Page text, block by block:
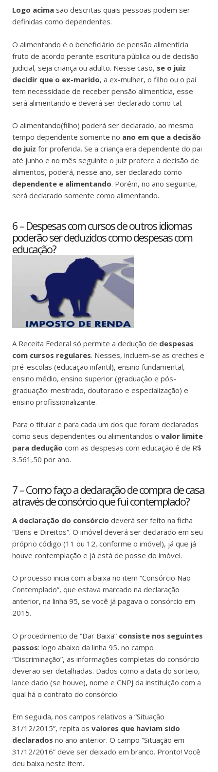
Logo acima são descritas quais pessoas podem ser
definidas como dependentes.
O alimentando é o beneficiário de pensão alimentícia
fruto de acordo perante escritura pública ou de decisão
judicial, seja criança ou adulto. Nesse caso, se o juiz
decidir que o ex-marido, a ex-mulher, o filho ou o pai
tem necessidade de receber pensão alimentícia, esse
será alimentando e deverá ser declarado como tal.
O alimentando(filho) poderá ser declarado, ao mesmo
tempo dependente somente no ano em que a decisão
do juiz for proferida. Se a criança era dependente do pai
até junho e no mês seguinte o juiz profere a decisão de
alimentos, poderá, nesse ano, ser declarado como
dependente e alimentando. Porém, no ano seguinte,
será declarado somente como alimentando.
6 – Despesas com cursos de outros idiomas
poderão ser deduzidos como despesas com
educação?
A Receita Federal só permite a dedução de despesas
com cursos regulares. Nesses, incluem-se as creches e
pré-escolas (educação infantil), ensino fundamental,
ensino médio, ensino superior (graduação e pós-
graduação: mestrado, doutorado e especialização) e
ensino profissionalizante.
Para o titular e para cada um dos que foram declarados
como seus dependentes ou alimentandos o valor limite
para dedução com as despesas com educação é de R$
3.561,50 por ano.
7 – Como faço a declaração de compra de casa
através de consórcio que fui contemplado?
A declaração do consórcio deverá ser feito na ficha
“Bens e Direitos”. O imóvel deverá ser declarado em seu
próprio código (11 ou 12, conforme o imóvel), já que já
houve contemplação e já está de posse do imóvel.
O processo inicia com a baixa no item “Consórcio Não
Contemplado”, que estava marcado na declaração
anterior, na linha 95, se você já pagava o consórcio em
2015.
O procedimento de “Dar Baixa” consiste nos seguintes
passos: logo abaixo da linha 95, no campo
“Discriminação”, as informações completas do consórcio
deverão ser detalhadas. Dados como a data do sorteio,
lance dado (se houve), nome e CNPJ da instituição com a
qual há o contrato do consórcio.
Em seguida, nos campos relativos a “Situação
31/12/2015”, repita os valores que haviam sido
declarados no ano anterior. O campo “Situação em
31/12/2016” deve ser deixado em branco. Pronto! Você
deu baixa neste item.